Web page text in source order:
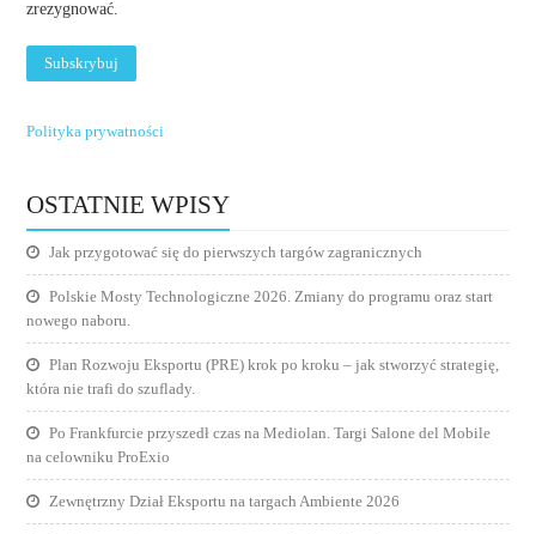
zrezygnować.
Polityka prywatności
OSTATNIE WPISY
Jak przygotować się do pierwszych targów zagranicznych
Polskie Mosty Technologiczne 2026. Zmiany do programu oraz start
nowego naboru.
Plan Rozwoju Eksportu (PRE) krok po kroku – jak stworzyć strategię,
która nie trafi do szuflady.
Po Frankfurcie przyszedł czas na Mediolan. Targi Salone del Mobile
na celowniku ProExio
Zewnętrzny Dział Eksportu na targach Ambiente 2026